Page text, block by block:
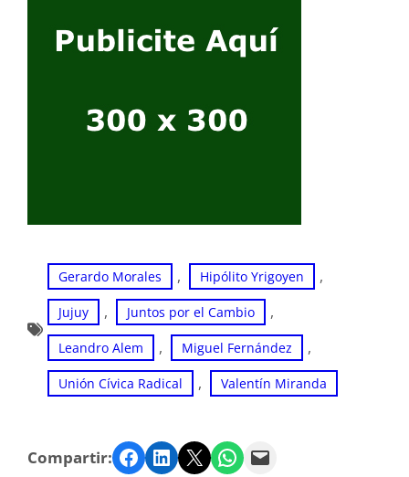
Gerardo Morales , Hipólito Yrigoyen ,
Jujuy , Juntos por el Cambio ,
Leandro Alem , Miguel Fernández ,
Unión Cívica Radical , Valentín Miranda
Compartir: Facebook LinkedIn Twitter WhatsApp Email